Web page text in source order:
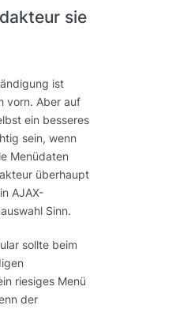
sie
ist
vorn. Aber auf
ein besseres
sein, wenn
Menüdaten
überhaupt
AJAX-
Sinn.
sollte beim
riesiges Menü
der